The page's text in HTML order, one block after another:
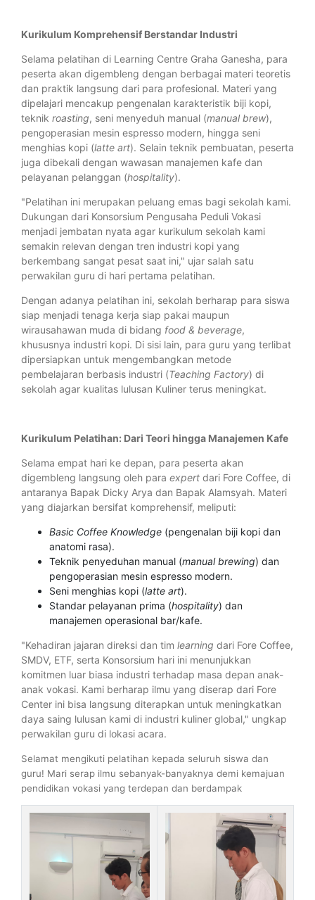
Kurikulum Komprehensif Berstandar Industri
Selama pelatihan di Learning Centre Graha Ganesha, para
peserta akan digembleng dengan berbagai materi teoretis
dan praktik langsung dari para profesional. Materi yang
dipelajari mencakup pengenalan karakteristik biji kopi,
teknik roasting, seni menyeduh manual (manual brew),
pengoperasian mesin espresso modern, hingga seni
menghias kopi (latte art). Selain teknik pembuatan, peserta
juga dibekali dengan wawasan manajemen kafe dan
pelayanan pelanggan (hospitality).
"Pelatihan ini merupakan peluang emas bagi sekolah kami.
Dukungan dari Konsorsium Pengusaha Peduli Vokasi
menjadi jembatan nyata agar kurikulum sekolah kami
semakin relevan dengan tren industri kopi yang
berkembang sangat pesat saat ini," ujar salah satu
perwakilan guru di hari pertama pelatihan.
Dengan adanya pelatihan ini, sekolah berharap para siswa
siap menjadi tenaga kerja siap pakai maupun
wirausahawan muda di bidang food & beverage,
khususnya industri kopi. Di sisi lain, para guru yang terlibat
dipersiapkan untuk mengembangkan metode
pembelajaran berbasis industri (Teaching Factory) di
sekolah agar kualitas lulusan Kuliner terus meningkat.
Kurikulum Pelatihan: Dari Teori hingga Manajemen Kafe
Selama empat hari ke depan, para peserta akan
digembleng langsung oleh para expert dari Fore Coffee, di
antaranya Bapak Dicky Arya dan Bapak Alamsyah. Materi
yang diajarkan bersifat komprehensif, meliputi:
Basic Coffee Knowledge (pengenalan biji kopi dan
anatomi rasa).
Teknik penyeduhan manual (manual brewing) dan
pengoperasian mesin espresso modern.
Seni menghias kopi (latte art).
Standar pelayanan prima (hospitality) dan
manajemen operasional bar/kafe.
"Kehadiran jajaran direksi dan tim learning dari Fore Coffee,
SMDV, ETF, serta Konsorsium hari ini menunjukkan
komitmen luar biasa industri terhadap masa depan anak-
anak vokasi. Kami berharap ilmu yang diserap dari Fore
Center ini bisa langsung diterapkan untuk meningkatkan
daya saing lulusan kami di industri kuliner global," ungkap
perwakilan guru di lokasi acara.
Selamat mengikuti pelatihan kepada seluruh siswa dan
guru! Mari serap ilmu sebanyak-banyaknya demi kemajuan
pendidikan vokasi yang terdepan dan berdampak